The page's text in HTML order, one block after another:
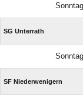
SG Unterrath
SF Niederwenigern